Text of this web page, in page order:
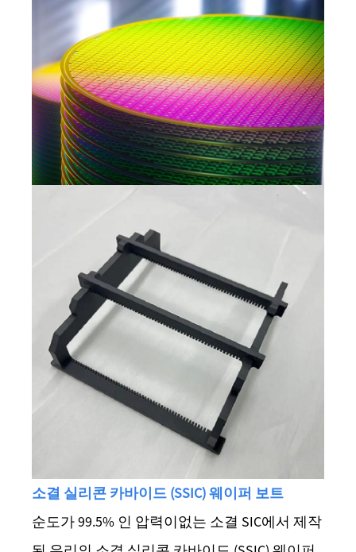
소결 실리콘 카바이드 (SSIC) 웨이퍼 보트
순도가 99.5% 인 압력이없는 소결 SIC에서 제작